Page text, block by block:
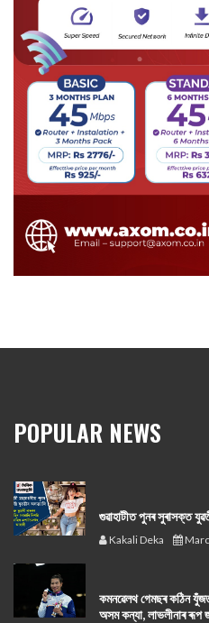
POPULAR NEWS
গুৱাহাটীত পুনৰ সুৰাসক্ত
Kakali Deka
কমনৱেলথ গেমছৰ কঠিন যুঁজত
অসম কন্যা, লাভলীনাৰ ৰূপ